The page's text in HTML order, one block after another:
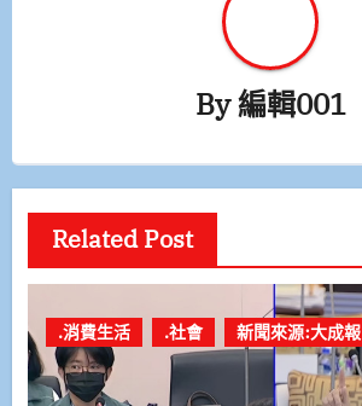
By編輯001
Related Post
.消費生活 .社會 新聞來源:大成報